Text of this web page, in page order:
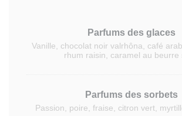
Parfums des glaces
Vanille, chocolat noir valrhôna, café
rhum raisin, caramel au beurre
Parfums des sorbets
Passion, poire, fraise, citron vert,